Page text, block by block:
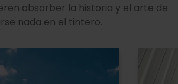
absorber la historia y el arte de
nada en el tintero.